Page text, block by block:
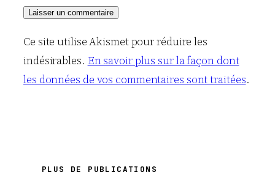
Ce site utilise Akismet pour réduire les
indésirables. En savoir plus sur la façon dont
les données de vos commentaires sont traitées.
PLUS DE PUBLICATIONS